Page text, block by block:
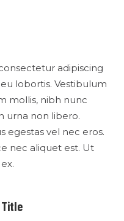
adipiscing
lobortis. Vestibulum
mollis, nibh nunc
urna non libero.
egestas vel nec eros.
nec aliquet est. Ut
Title